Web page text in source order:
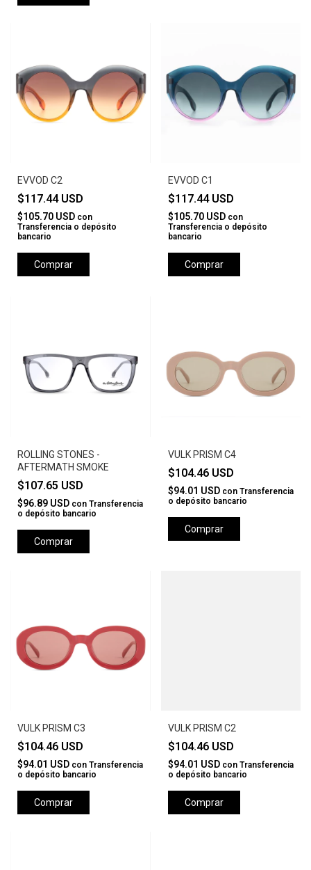
EVVOD C2
$117.44 USD
$105.70 USD con
Transferencia o depósito
bancario
EVVOD C1
$117.44 USD
$105.70 USD con
Transferencia o depósito
bancario
ROLLING STONES -
AFTERMATH SMOKE
$107.65 USD
$96.89 USD con Transferencia
o depósito bancario
Comprar
VULK PRISM C4
$104.46 USD
$94.01 USD con Transferencia
o depósito bancario
Comprar
VULK PRISM C3
$104.46 USD
$94.01 USD con Transferencia
o depósito bancario
Comprar
VULK PRISM C2
$104.46 USD
$94.01 USD con Transferencia
o depósito bancario
Comprar